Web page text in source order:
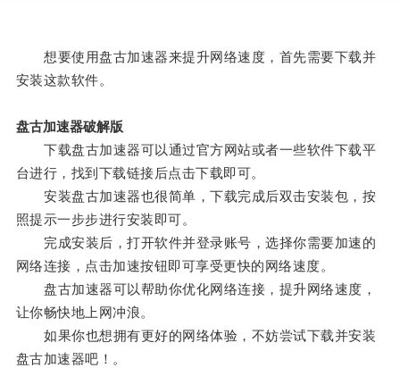
想要使用盘古加速器来提升网络速度，首先需要下载并
安装这款软件。
盘古加速器破解版
下载盘古加速器可以通过官方网站或者一些软件下载平
台进行，找到下载链接后点击下载即可。
安装盘古加速器也很简单，下载完成后双击安装包，按
照提示一步步进行安装即可。
完成安装后，打开软件并登录账号，选择你需要加速的
网络连接，点击加速按钮即可享受更快的网络速度。
盘古加速器可以帮助你优化网络连接，提升网络速度，
让你畅快地上网冲浪。
如果你也想拥有更好的网络体验，不妨尝试下载并安装
盘古加速器吧！。